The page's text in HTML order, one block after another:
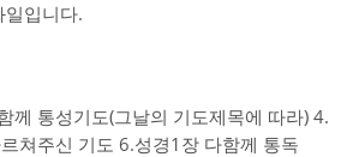
입니다.
께 통성기도(그날의 기도제목에 따라) 4.
쳐주신 기도 6.성경1장 다함께 통독